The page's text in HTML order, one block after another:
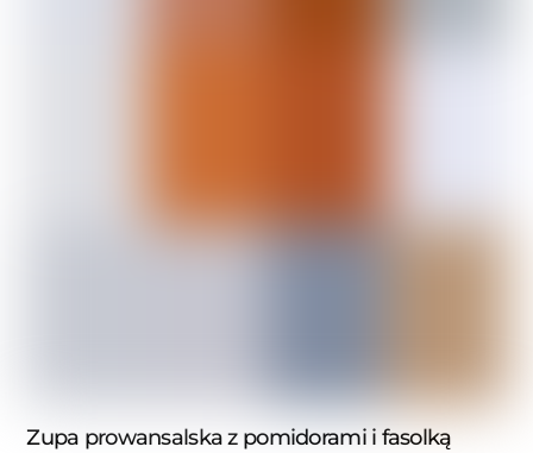
Zupa prowansalska z pomidorami i fasolką